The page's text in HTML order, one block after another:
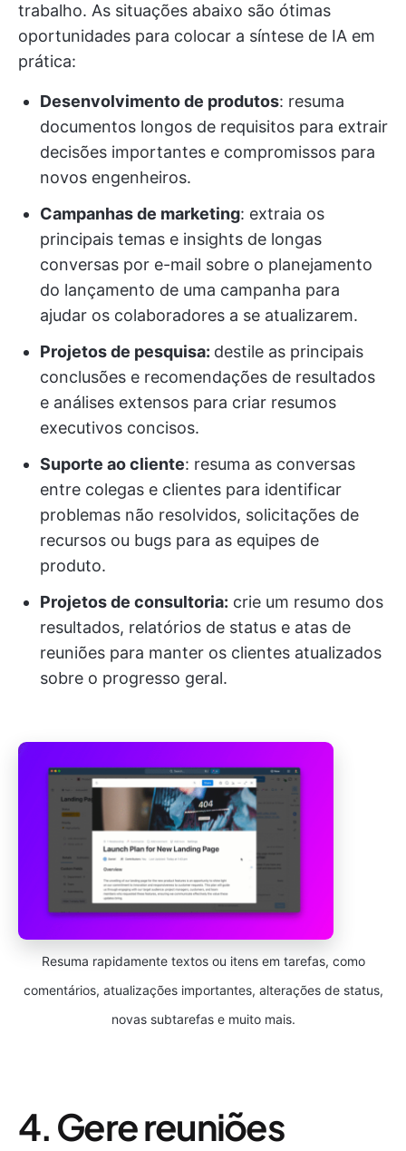
trabalho. As situações abaixo são ótimas
oportunidades para colocar a síntese de IA em
prática:
Desenvolvimento de produtos: resuma
documentos longos de requisitos para extrair
decisões importantes e compromissos para
novos engenheiros.
Campanhas de marketing: extraia os
principais temas e insights de longas
conversas por e-mail sobre o planejamento
do lançamento de uma campanha para
ajudar os colaboradores a se atualizarem.
Projetos de pesquisa: destile as principais
conclusões e recomendações de resultados
e análises extensos para criar resumos
executivos concisos.
Suporte ao cliente: resuma as conversas
entre colegas e clientes para identificar
problemas não resolvidos, solicitações de
recursos ou bugs para as equipes de
produto.
Projetos de consultoria: crie um resumo dos
resultados, relatórios de status e atas de
reuniões para manter os clientes atualizados
sobre o progresso geral.
Resuma rapidamente textos ou itens em tarefas, como
comentários, atualizações importantes, alterações de status,
novas subtarefas e muito mais.
4. Gere reuniões